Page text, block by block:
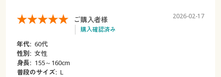
ご購入者様
購入確認済み
2026-02-17
年代: 60代
性別: 女性
身長: 155～160cm
普段のサイズ: L